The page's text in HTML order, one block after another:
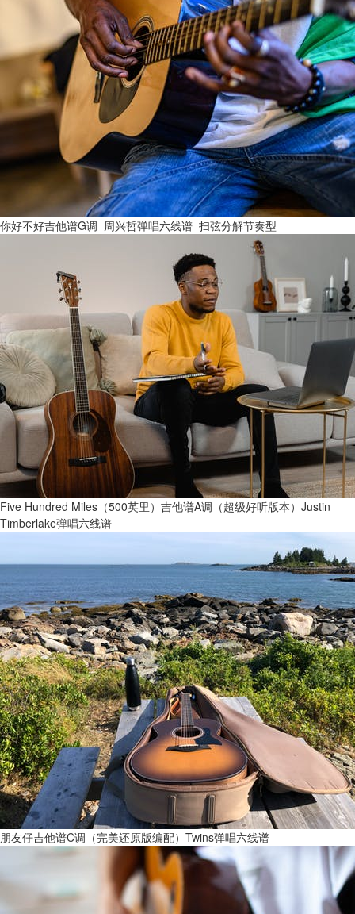
你好不好吉他谱G调_周兴哲弹唱六线谱_扫弦分解节奏型
Five Hundred Miles（500英里）吉他谱A调（超级好听版本）Justin
Timberlake弹唱六线谱
朋友仔吉他谱C调（完美还原版编配）Twins弹唱六线谱